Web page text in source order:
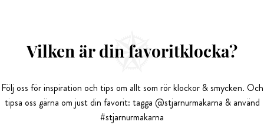
Vilken är din favoritklocka?
Följ oss för inspiration och tips om allt som rör klockor & smycken. Och
tipsa oss gärna om just din favorit: tagga @stjarnurmakarna & använd
#stjarnurmakarna